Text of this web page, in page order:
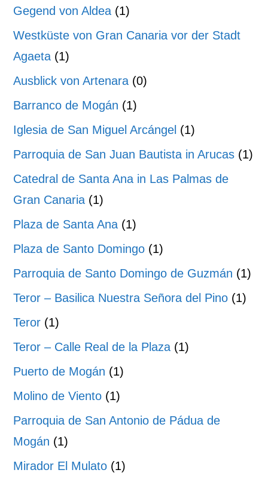
Gegend von Aldea (1)
Westküste von Gran Canaria vor der Stadt
Agaeta (1)
Ausblick von Artenara (0)
Barranco de Mogán (1)
Iglesia de San Miguel Arcángel (1)
Parroquia de San Juan Bautista in Arucas (1)
Catedral de Santa Ana in Las Palmas de
Gran Canaria (1)
Plaza de Santa Ana (1)
Plaza de Santo Domingo (1)
Parroquia de Santo Domingo de Guzmán (1)
Teror – Basilica Nuestra Señora del Pino (1)
Teror (1)
Teror – Calle Real de la Plaza (1)
Puerto de Mogán (1)
Molino de Viento (1)
Parroquia de San Antonio de Pádua de
Mogán (1)
Mirador El Mulato (1)